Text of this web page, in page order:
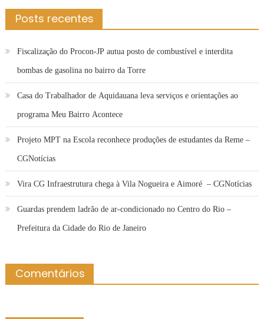
Posts recentes
Fiscalização do Procon-JP autua posto de combustível e interdita
bombas de gasolina no bairro da Torre
Casa do Trabalhador de Aquidauana leva serviços e orientações ao
programa Meu Bairro Acontece
Projeto MPT na Escola reconhece produções de estudantes da Reme –
CGNotícias
Vira CG Infraestrutura chega à Vila Nogueira e Aimoré – CGNotícias
Guardas prendem ladrão de ar-condicionado no Centro do Rio –
Prefeitura da Cidade do Rio de Janeiro
Comentários